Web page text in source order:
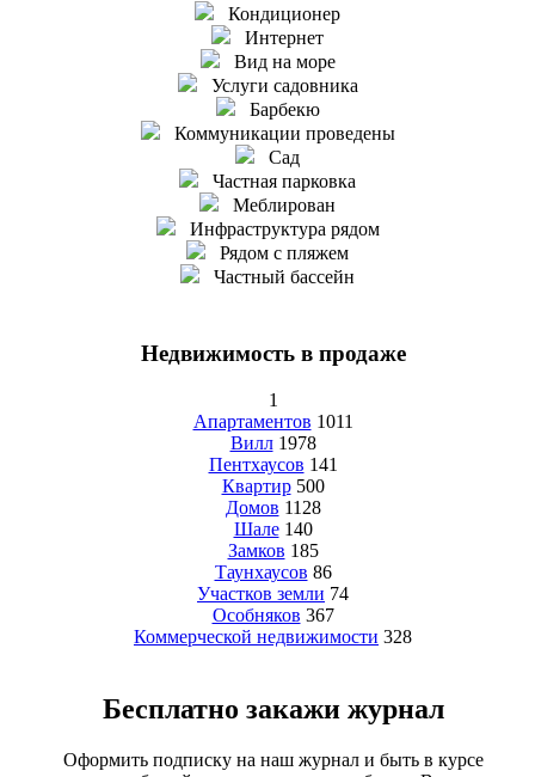
Кондиционер
Интернет
Вид на море
Услуги садовника
Барбекю
Коммуникации проведены
Сад
Частная парковка
Меблирован
Инфраструктура рядом
Рядом с пляжем
Частный бассейн
Недвижимость в продаже
1
Апартаментов 1011
Вилл 1978
Пентхаусов 141
Квартир 500
Домов 1128
Шале 140
Замков 185
Таунхаусов 86
Участков земли 74
Особняков 367
Коммерческой недвижимости 328
Бесплатно закажи журнал
Оформить подписку на наш журнал и быть в курсе